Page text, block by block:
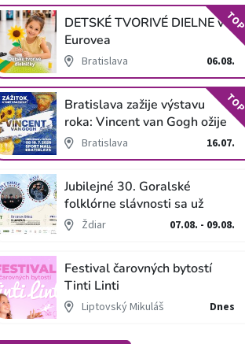
DETSKÉ TVORIVÉ DIELNE v
Eurovea
Bratislava 06.08.
TOP
Bratislava zažije výstavu
roka: Vincent van Gogh ožije
v unikátnej imerzívnej šou!
Bratislava 16.07.
TOP
Jubilejné 30. Goralské
folklórne slávnosti sa už
blížiaŽdiar 07.08. - 09.08.
Festival čarovných bytostí
Tinti Linti
Liptovský Mikuláš Dnes